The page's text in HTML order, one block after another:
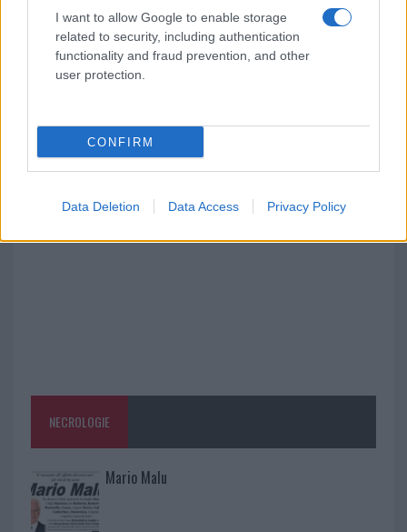
I want to allow Google to enable storage
related to security, including authentication
functionality and fraud prevention, and other
user protection.
CONFIRM
Data Deletion Data Access Privacy Policy
Meteo Olbia 7 agosto, sole e caldo tornano
protagonisti
Aggius conquista la classifica delle mete più
NECROLOGIE
Mario Malu